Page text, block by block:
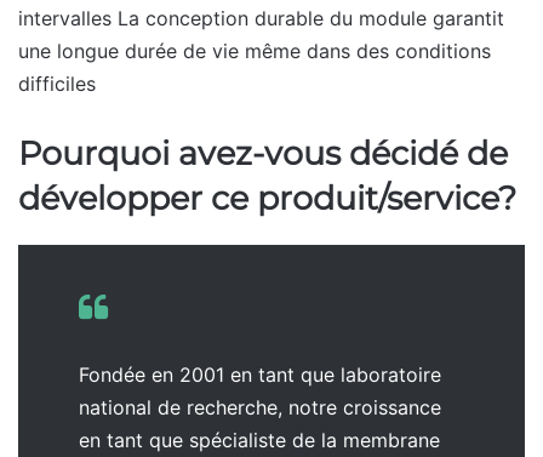
intervalles La conception durable du module garantit
une longue durée de vie même dans des conditions
difficiles
Pourquoi avez-vous décidé de
développer ce produit/service?
Fondée en 2001 en tant que laboratoire
national de recherche, notre croissance
en tant que spécialiste de la membrane